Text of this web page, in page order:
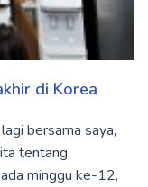
di Korea
bersama saya,
tentang
minggu ke-12,